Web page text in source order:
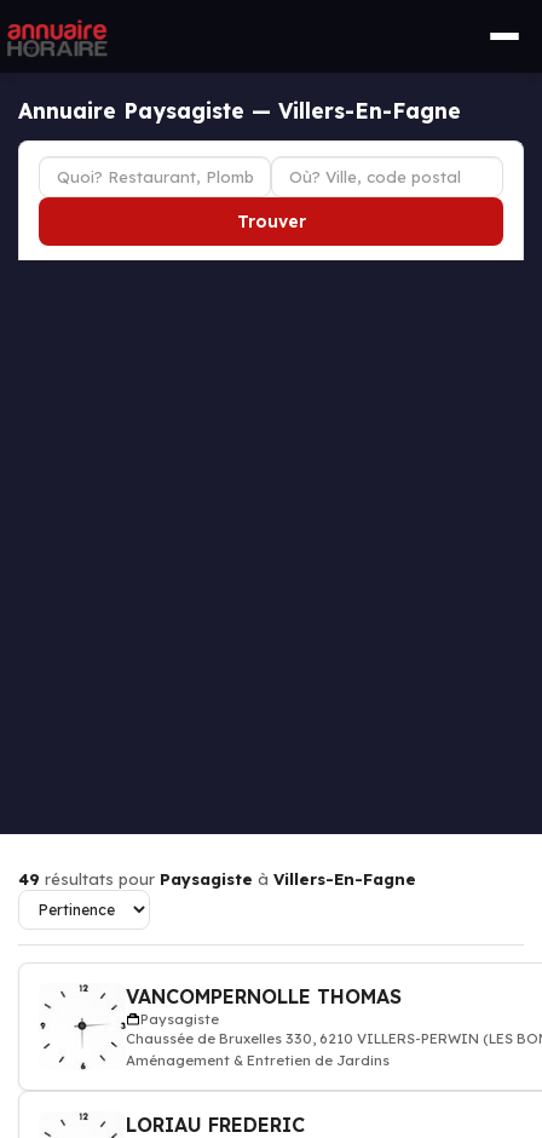
Annuaire Paysagiste — Villers-En-Fagne
Trouver
49 résultats pour Paysagiste à Villers-En-Fagne
VANCOMPERNOLLE THOMAS
Paysagiste
Chaussée de Bruxelles 330, 6210 VILLERS-PERWIN (LES
Aménagement & Entretien de Jardins
LORIAU FREDERIC